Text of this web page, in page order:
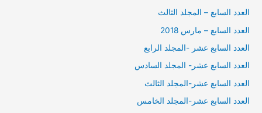
العدد السابع – المجلد الثالث
العدد السابع – مارس 2018
العدد السابع عشر -المجلد الرابع
العدد السابع عشر- المجلد السادس
العدد السابع عشر-المجلد الثالث
العدد السابع عشر-المجلد الخامس